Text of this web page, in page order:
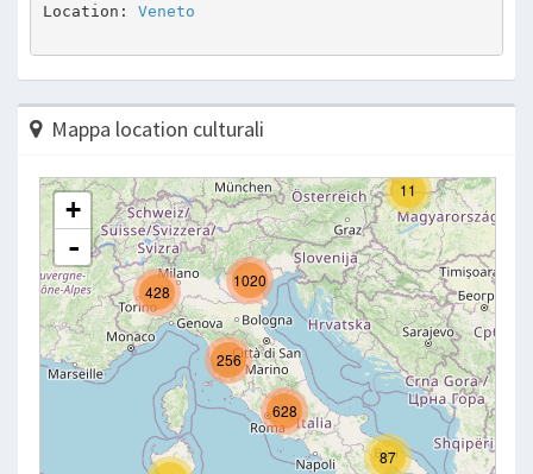
Location: Veneto
Mappa location culturali